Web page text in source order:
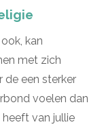
kan
met zich
de een sterker
voelen dan
heeft van jullie